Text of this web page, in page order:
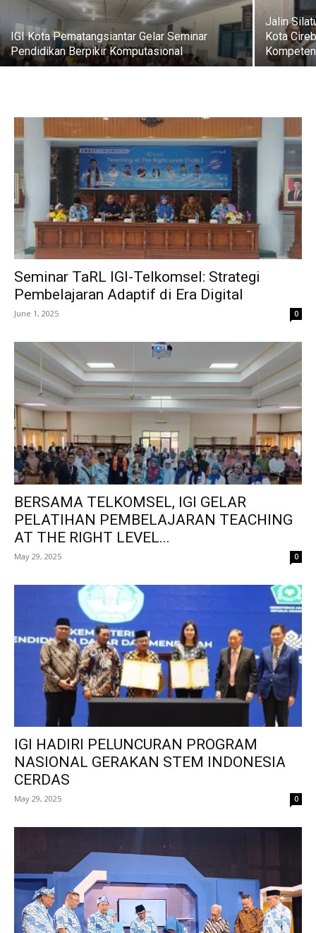
IGI Kota Pematangsiantar Gelar Seminar
Pendidikan Berpikir Komputasional
Jalin
Kota
Seminar TaRL IGI-Telkomsel: Strategi
Pembelajaran Adaptif di Era Digital
June 1, 2025 0
BERSAMA TELKOMSEL, IGI GELAR
PELATIHAN PEMBELAJARAN TEACHING
AT THE RIGHT LEVEL...
May 29, 2025 0
IGI HADIRI PELUNCURAN PROGRAM
NASIONAL GERAKAN STEM INDONESIA
CERDAS
May 29, 2025 0